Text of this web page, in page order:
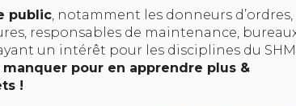
public, notamment les donneurs d’ordres,
responsables de maintenance,
un intérêt pour les disciplines du
pour en apprendre plus &
!